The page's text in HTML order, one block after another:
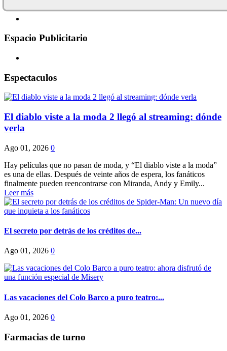
Espacio Publicitario
Espectaculos
El diablo viste a la moda 2 llegó al streaming: dónde
verla
Ago 01, 2026 0
Hay películas que no pasan de moda, y “El diablo viste a la moda”
es una de ellas. Después de veinte años de espera, los fanáticos
finalmente pueden reencontrarse con Miranda, Andy y Emily...
Leer más
El secreto por detrás de los créditos de...
Ago 01, 2026 0
Las vacaciones del Colo Barco a puro teatro:...
Ago 01, 2026 0
Farmacias de turno